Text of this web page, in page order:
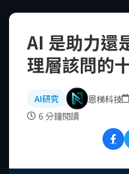
AI 是助力還
理層該問的
AI研究 恩梯科技
6 分鐘閱讀